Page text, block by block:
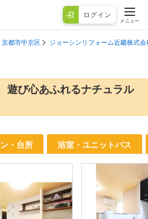
ログイン
メニュー
京都市中京区 ジョーシンリフォーム近畿株式会
遊び心あふれるナチュラル
・台所 浴室・ユニットバス